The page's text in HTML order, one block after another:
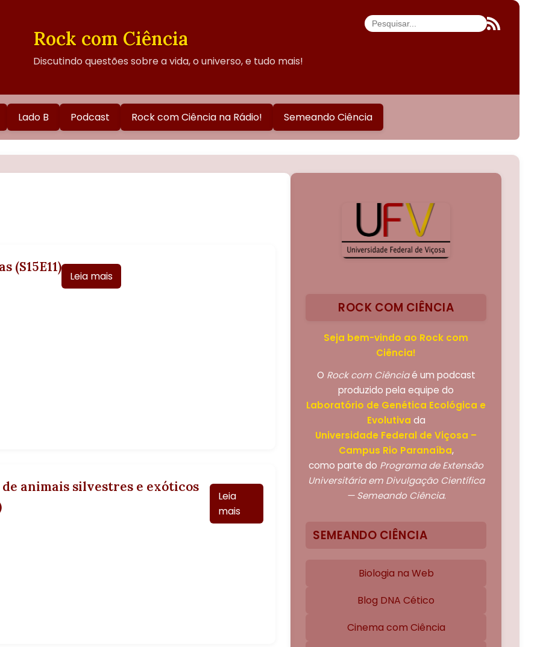
Rock com Ciência
Discutindo questões sobre a vida, o universo, e tudo mais!
Lado B Podcast Rock com Ciência na Rádio! Semeando Ciência
(S15E11)
Leia mais
animais silvestres e exóticos
Leia
mais
ROCK COM CIÊNCIA
Seja bem-vindo ao Rock com
Ciência!
O Rock com Ciênciaé um podcast
produzido pela equipe do
Laboratório de Genética Ecológica e
Evolutiva da
Universidade Federal de Viçosa –
Campus Rio Paranaíba,
como parte do Programa de Extensão
Universitária em Divulgação Científica
— Semeando Ciência.
SEMEANDO CIÊNCIA
Biologia na Web
Blog DNA Cético
Cinema com Ciência